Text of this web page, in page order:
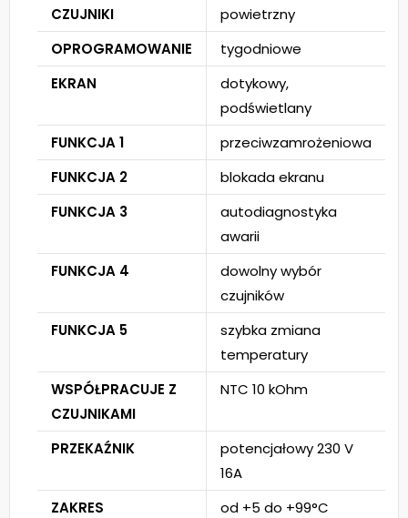
CZUJNIKI
powietrzny
OPROGRAMOWANIE
tygodniowe
EKRAN
dotykowy,
podświetlany
FUNKCJA 1
przeciwzamrożeniowa
FUNKCJA 2
blokada ekranu
FUNKCJA 3
autodiagnostyka
awarii
FUNKCJA 4
dowolny wybór
czujników
FUNKCJA 5
szybka zmiana
temperatury
WSPÓŁPRACUJE Z
CZUJNIKAMI
NTC 10 kOhm
PRZEKAŹNIK
potencjałowy 230 V
16A
ZAKRES
od +5 do +99°C